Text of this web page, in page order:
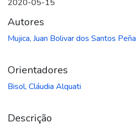
2020-05-15
Autores
Mujica, Juan Bolivar dos Santos Peña
Orientadores
Bisol, Cláudia Alquati
Descrição